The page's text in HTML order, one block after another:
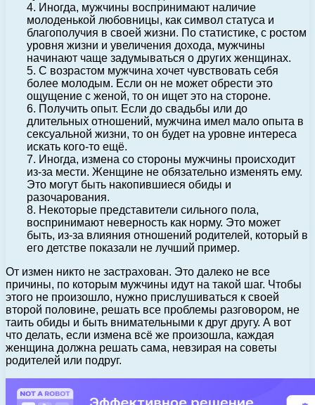
4. Иногда, мужчины воспринимают наличие
молоденькой любовницы, как символ статуса и
благополучия в своей жизни. По статистике, с ростом
уровня жизни и увеличения дохода, мужчины
начинают чаще задумываться о других женщинах.
5. С возрастом мужчина хочет чувствовать себя
более молодым. Если он не может обрести это
ощущение с женой, то он ищет это на стороне.
6. Получить опыт. Если до свадьбы или до
длительных отношений, мужчина имел мало опыта в
сексуальной жизни, то он будет на уровне интереса
искать кого-то ещё.
7. Иногда, измена со стороны мужчины происходит
из-за мести. Женщине не обязательно изменять ему.
Это могут быть накопившиеся обиды и
разочарования.
8. Некоторые представители сильного пола,
воспринимают неверность как норму. Это может
быть, из-за влияния отношений родителей, который в
его детстве показали не лучший пример.
От измен никто не застрахован. Это далеко не все
причины, по которым мужчины идут на такой шаг. Чтобы
этого не произошло, нужно прислушиваться к своей
второй половине, решать все проблемы разговором, не
таить обиды и быть внимательными к друг другу. А вот
что делать, если измена всё же произошла, каждая
женщина должна решать сама, невзирая на советы
родителей или подруг.